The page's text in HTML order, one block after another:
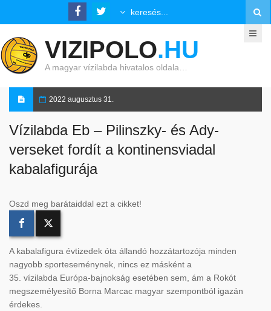
VIZIPOLO.HU
A magyar vízilabda hivatalos oldala…
2022 augusztus 31.
Vízilabda Eb – Pilinszky- és Ady-
verseket fordít a kontinensviadal
kabalafigurája
Oszd meg barátaiddal ezt a cikket!
A kabalafigura évtizedek óta állandó hozzátartozója minden
nagyobb sporteseménynek, nincs ez másként a
35. vízilabda Európa-bajnokság esetében sem, ám a Rokót
megszemélyesítő Borna Marcac magyar szempontból igazán
érdekes.